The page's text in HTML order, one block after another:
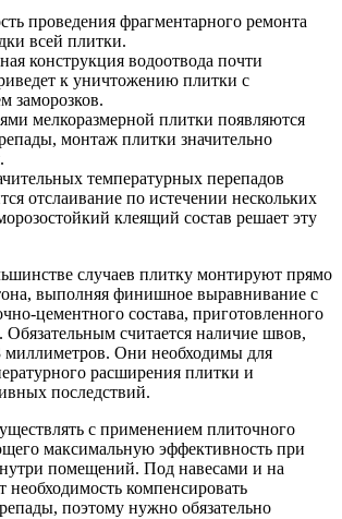
проведения фрагментарного ремонта
всей плитки.
конструкция водоотвода почти
к уничтожению плитки с
заморозков.
мелкоразмерной плитки появляются
монтаж плитки значительно
температурных перепадов
отслаивание по истечении нескольких
клеящий состав решает эту
случаев плитку монтируют прямо
выполняя финишное выравнивание с
цементного состава, приготовленного
считается наличие швов,
Они необходимы для
расширения плитки и
последствий.
с применением плиточного
максимальную эффективность при
помещений. Под навесами и на
необходимость компенсировать
поэтому нужно обязательно